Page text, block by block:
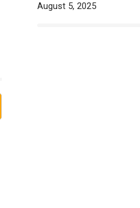
August 5, 2025